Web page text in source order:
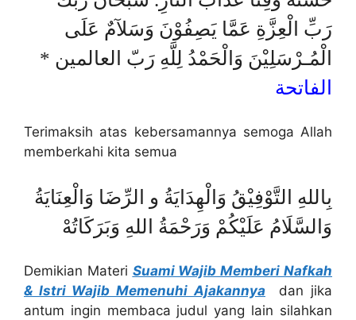
رَبِّ الْعِزَّةِ عَمَّا يَصِفُوْنَ وَسَلآمٌ عَلَى
الْمُـرْسَلِيْنَ وَالْحَمْدُ لِلَّهِ رَبّ العالمين *
الفاتحة
Terimaksih atas kebersamannya semoga Allah
memberkahi kita semua
بِاللهِ التَّوْفِيْقُ وَالْهِدَايَةُ و الرِّضَا وَالْعِنَايَةُ
وَالسَّلَامُ عَلَيْكُمْ وَرَحْمَةُ اللهِ وَبَرَكَاتُهْ
Demikian Materi Suami Wajib Memberi Nafkah
& Istri Wajib Memenuhi Ajakannyadan jika
antum ingin membaca judul yang lain silahkan